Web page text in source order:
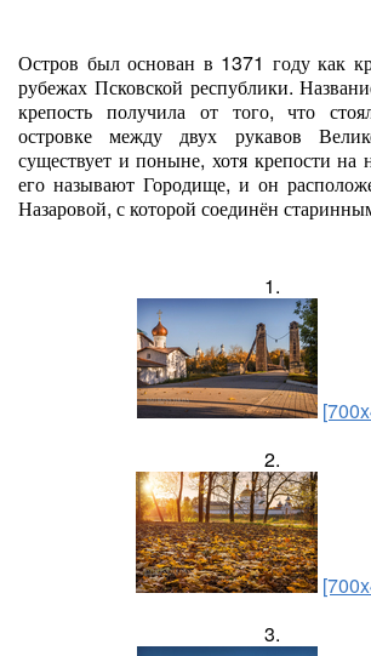
Остров был основан в 1371 году как
рубежах Псковской республики.
крепость получила от того, что
островке между двух рукавов
существует и поныне, хотя крепости на
его называют Городище, и он
Назаровой, с которой соединён
1.
2.
3.